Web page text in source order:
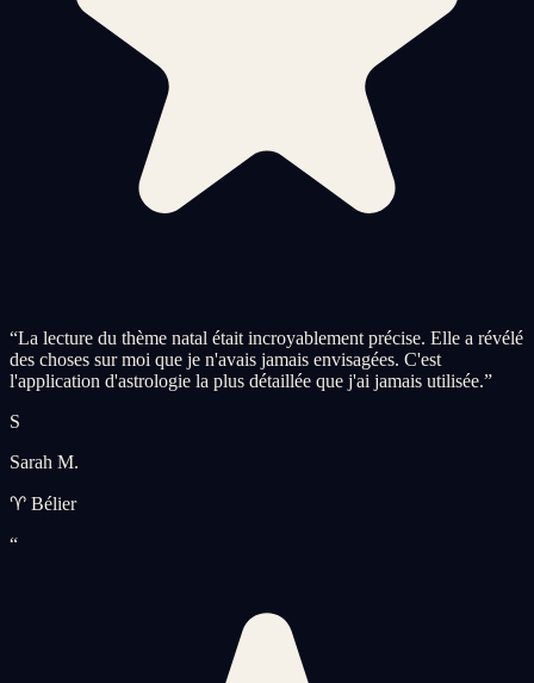
“La lecture du thème natal était incroyablement précise. Elle a révélé
des choses sur moi que je n'avais jamais envisagées. C'est
l'application d'astrologie la plus détaillée que j'ai jamais utilisée.”
S
Sarah M.
♈ Bélier
“